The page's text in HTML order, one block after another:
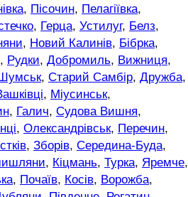
, Пісочин, Пелагіївка,
, Герца, Устилуг, Белз,
, Новий Калинів, Бібрка,
, Рудки, Добромиль, Вижниця,
Шумськ, Старий Самбір, Дружба,
, Міусинськ,
, Галич, Судова Вишня,
, Олександрівськ, Перечин,
, Зборів, Середина-Буда,
, Кіцмань, Турка, Яремче,
, Почаїв, Косів, Ворожба,